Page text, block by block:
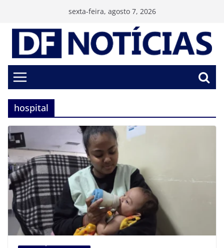
conteúdo
sexta-feira, agosto 7, 2026
hospital